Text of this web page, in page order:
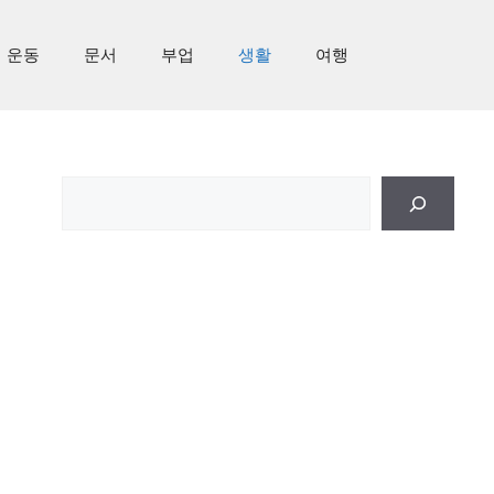
운동 문서 부업 생활 여행